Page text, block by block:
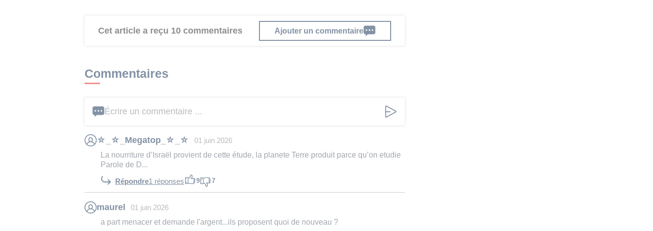
Cet article a reçu 10 commentaires Ajouter un commentaire
Commentaires
Écrire un commentaire ...
☆_☆_Megatop_☆_☆ 01 juin 2026
La nourriture d’Israël provient de cette étude, la planete Terre produit parce qu’on etudie
Parole de D...
Répondre1 réponses 9 7
maurel 01 juin 2026
a part menacer et demande l'argent...ils proposent quoi de nouveau ?